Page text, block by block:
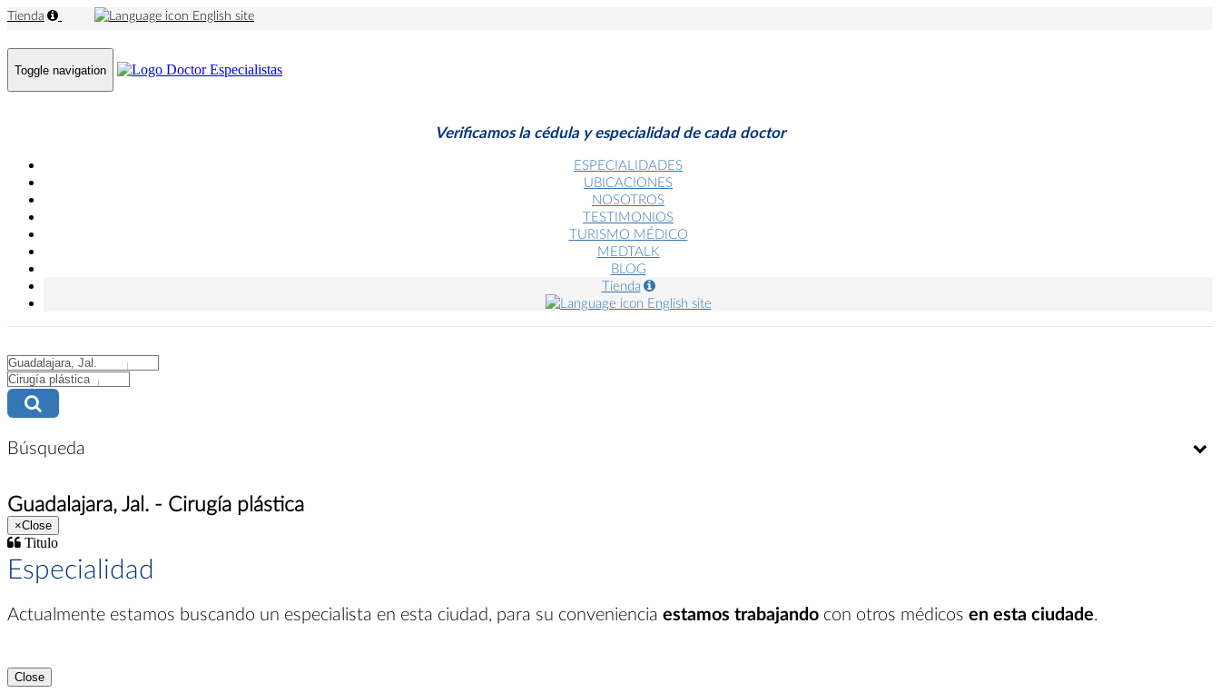
Tienda English site
Toggle navigation
Verificamos la cédula y especialidad de cada doctor
ESPECIALIDADES
UBICACIONES
NOSOTROS
TESTIMONIOS
TURISMO MÉDICO
MEDTALK
BLOG
Tienda
English site
City
Búsqueda
Guadalajara, Jal. - Cirugía plástica
×Close
Titulo
Especialidad
Actualmente estamos buscando un especialista en esta ciudad, para su conveniencia estamos trabajando con otros médicos en esta ciudade.
Close